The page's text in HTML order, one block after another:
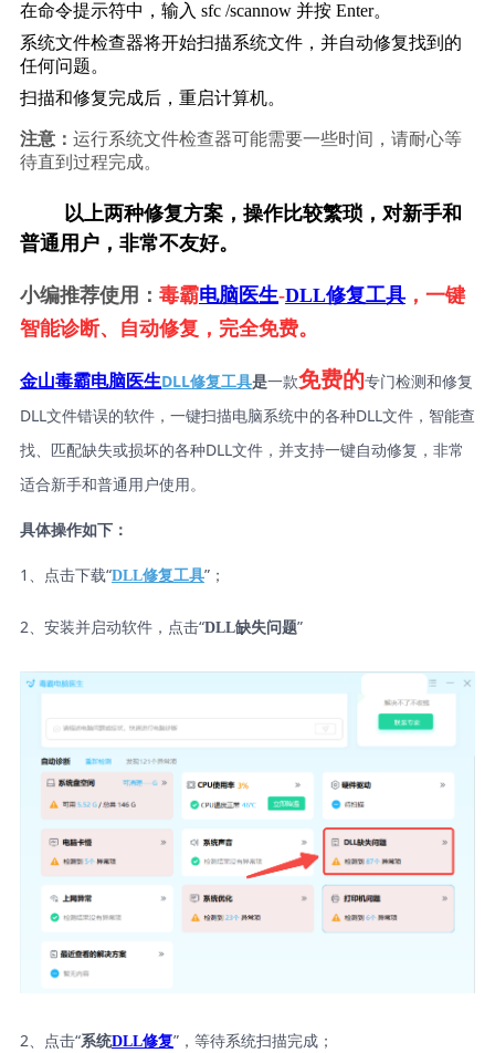
在命令提示符中，输入 sfc /scannow 并按 Enter。
系统文件检查器将开始扫描系统文件，并自动修复找到的
任何问题。
扫描和修复完成后，重启计算机。
注意： 运行系统文件检查器可能需要一些时间，请耐心等
待直到过程完成。
以上两种修复方案，操作比较繁琐，对新手和
普通用户，非常不友好。
小编推荐使用： 毒霸电脑医生-DLL修复工具，一键
智能诊断、自动修复，完全免费。
金山毒霸电脑医生DLL修复工具是一款免费的专门检测和修复
DLL文件错误的软件，一键扫描电脑系统中的各种DLL文件，智能查
找、匹配缺失或损坏的各种DLL文件，并支持一键自动修复，非常
适合新手和普通用户使用。
具体操作如下：
1、点击下载“DLL修复工具”；
2、安装并启动软件，点击“DLL缺失问题”
2、点击“系统DLL修复”，等待系统扫描完成；